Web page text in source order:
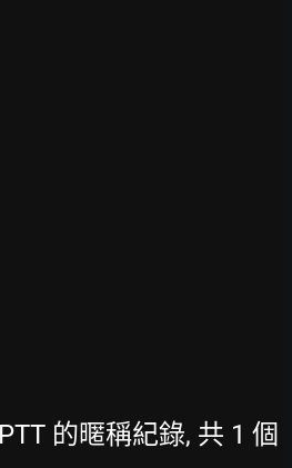
的暱稱紀錄, 共 1 個